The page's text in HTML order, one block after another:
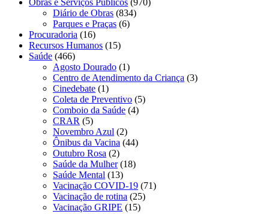
Diário de Obras (834)
Parques e Praças (6)
Procuradoria (16)
Recursos Humanos (15)
Saúde (466)
Agosto Dourado (1)
Centro de Atendimento da Criança (3)
Cinedebate (1)
Coleta de Preventivo (5)
Comboio da Saúde (4)
CRAR (5)
Novembro Azul (2)
Ônibus da Vacina (44)
Outubro Rosa (2)
Saúde da Mulher(18)
Saúde Mental (13)
Vacinação COVID-19 (71)
Vacinação de rotina (25)
Vacinação GRIPE (15)